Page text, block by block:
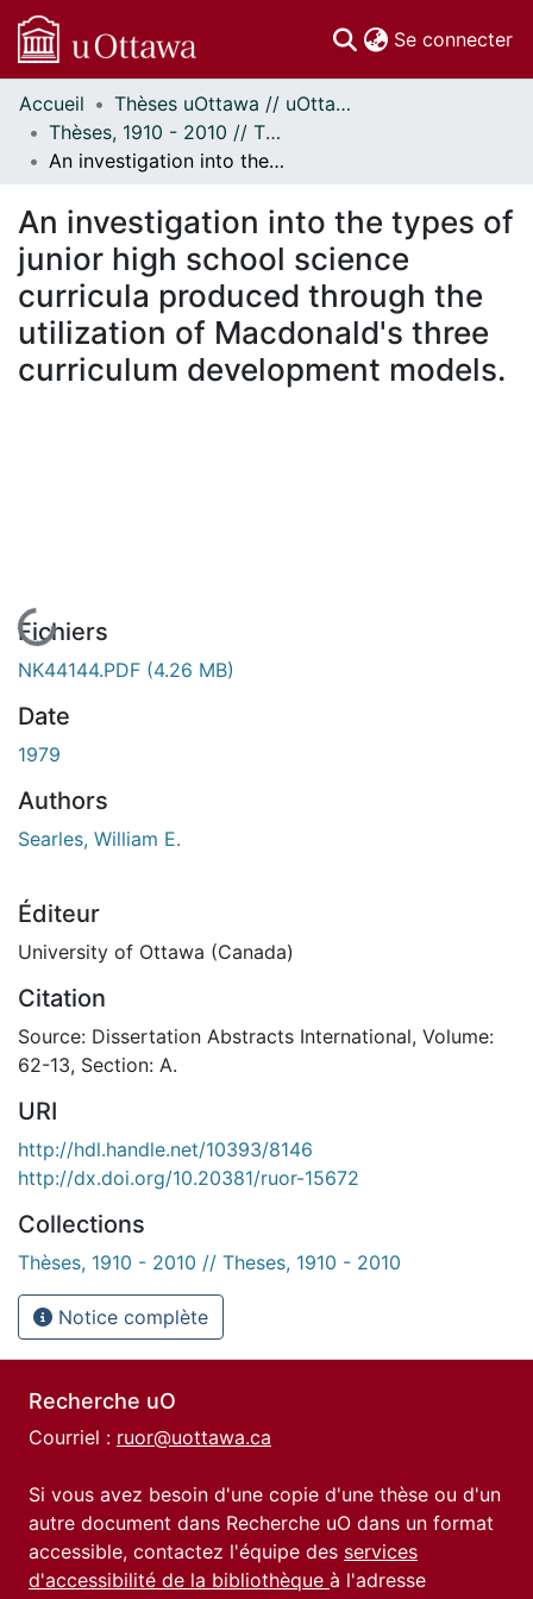
Se connecter
Communautés
et collections
Parcourir
À propos
Accueil
Thèses uOttawa // uOttawa Theses
Thèses, 1910 - 2010 // Theses, 1910 - 2010
An investigation into the types of junior high school science curricula produced through the utilization of Macdonald's three curriculum development models.
An investigation into the types of
junior high school science
curricula produced through the
utilization of Macdonald's three
curriculum development models.
En cours de chargement...
Fichiers
NK44144.PDF (4.26 MB)
Date
1979
Authors
Searles, William E.
Éditeur
University of Ottawa (Canada)
Citation
Source: Dissertation Abstracts International, Volume:
62-13, Section: A.
URI
http://hdl.handle.net/10393/8146
http://dx.doi.org/10.20381/ruor-15672
Collections
Thèses, 1910 - 2010 // Theses, 1910 - 2010
Notice complète
Recherche uO
Courriel : ruor@uottawa.ca
Si vous avez besoin d'une copie d'une thèse ou d'un
autre document dans Recherche uO dans un format
accessible, contactez l'équipe des services
d'accessibilité de la bibliothèque à l'adresse